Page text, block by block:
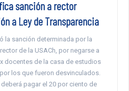
sanción a rector
a Ley de Transparencia
la sanción determinada por la
de la USACh, por negarse a
docentes de la casa de estudios
los que fueron desvinculados.
pagar el 20 por ciento de